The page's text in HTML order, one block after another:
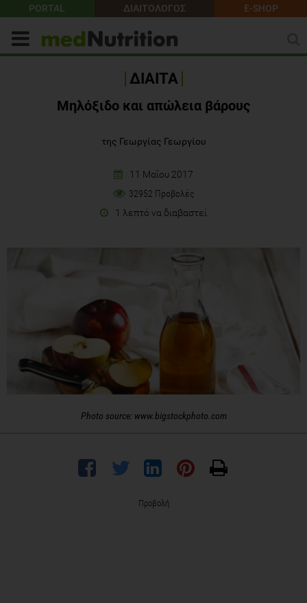
PORTAL ΔΙΑΙΤΟΛΟΓΟΣ E-SHOP
ΔΙΑΙΤΑ
Μηλόξιδο και απώλεια βάρους
της Γεωργίας Γεωργίου
11 Μαΐου 2017
32952 Προβολές
1 λεπτό να διαβαστεί
Photo source: www.bigstockphoto.com
Προβολή